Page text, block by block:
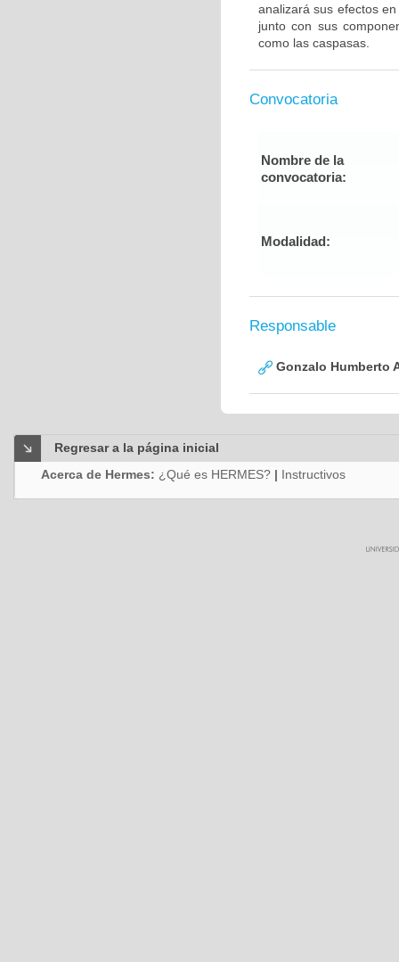
analizará sus efectos
junto con sus
como las caspasas.
Convocatoria
Nombre de la
convocatoria:
Modalidad:
Responsable
Gonzalo Humberto
Regresar a la página inicial
Acerca de Hermes: ¿Qué es HERMES? | Instructivos